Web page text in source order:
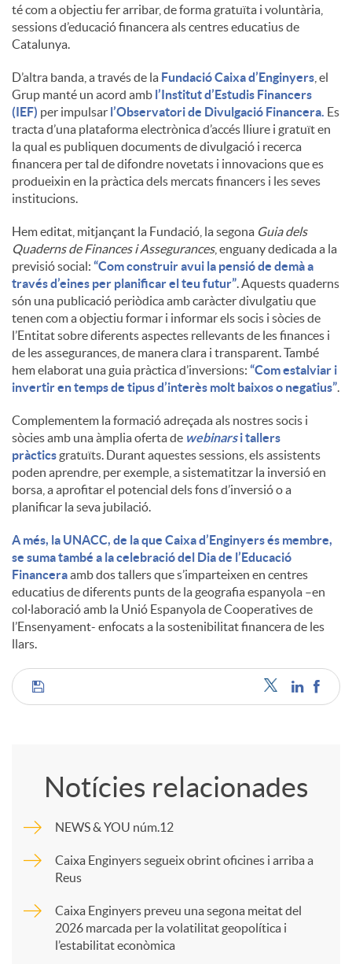
t
s
té com a objectiu fer arribar, de forma gratuïta i voluntària,
sessions d’educació financera als centres educatius de
Catalunya.
D’altra banda, a través de la Fundació Caixa d’Enginyers , el
Grup manté un acord amb l’Institut d’Estudis Financers
(IEF) per impulsar l’Observatori de Divulgació Financera. Es
tracta d’una plataforma electrònica d’accés lliure i gratuït en
la qual es publiquen documents de divulgació i recerca
financera per tal de difondre novetats i innovacions que es
produeixin en la pràctica dels mercats financers i les seves
institucions.
Hem editat, mitjançant la Fundació, la segona Guia dels
Quaderns de Finances i Assegurances, enguany dedicada a la
previsió social: “Com construir avui la pensió de demà a
través d’eines per planificar el teu futur”. Aquests quaderns
són una publicació periòdica amb caràcter divulgatiu que
tenen com a objectiu formar i informar els socis i sòcies de
l’Entitat sobre diferents aspectes rellevants de les finances i
de les assegurances, de manera clara i transparent. També
hem elaborat una guia pràctica d’inversions: “Com estalviar i
invertir en temps de tipus d’interès molt baixos o negatius”.
Complementem la formació adreçada als nostres socis i
sòcies amb una àmplia oferta de webinarsi tallers
pràcticsgratuïts. Durant aquestes sessions, els assistents
poden aprendre, per exemple, a sistematitzar la inversió en
borsa, a aprofitar el potencial dels fons d’inversió o a
planificar la seva jubilació.
A més, la UNACC, de la que Caixa d’Enginyers és membre,
se suma també a la celebració del Dia de l’Educació
Financeraamb dos tallers que s’imparteixen en centres
educatius de diferents punts de la geografia espanyola –en
col·laboració amb la Unió Espanyola de Cooperatives de
l’Ensenyament- enfocats a la sostenibilitat financera de les
llars.
C
p
a
Notícies relacionades
NEWS & YOU núm.12
Caixa Enginyers segueix obrint oficines i arriba a
Reus
Caixa Enginyers preveu una segona meitat del
2026 marcada per la volatilitat geopolítica i
l’estabilitat econòmica